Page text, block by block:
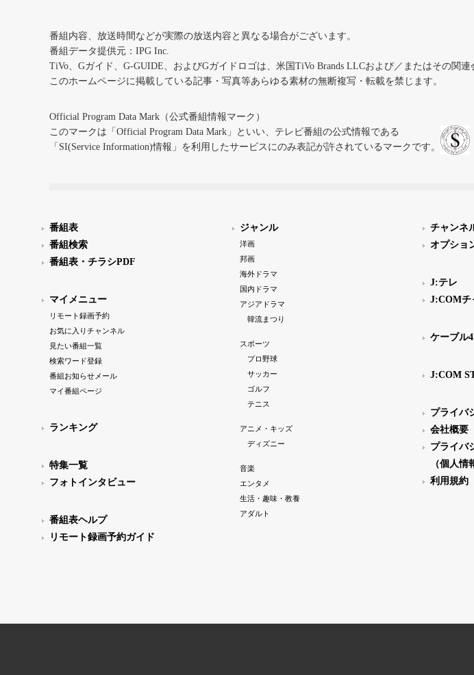
番組内容、放送時間などが実際の放送内容と異なる場合がございます。
番組データ提供元：IPG Inc.
TiVo、Gガイド、G-GUIDE、およびGガイドロゴは、米国TiVo Brands LLCおよび／またはその関
このホームページに掲載している記事・写真等あらゆる素材の無断複写・転載を禁じます。
Official Program Data Mark（公式番組情報マーク）
このマークは「Official Program Data Mark」といい、テレビ番組の公式情報である
「SI(Service Information)情報」を利用したサービスにのみ表記が許されているマークです。
番組表
番組検索
番組表・チラシPDF
マイメニュー
リモート録画予約
お気に入りチャンネル
見たい番組一覧
検索ワード登録
番組お知らせメール
マイ番組ページ
ランキング
特集一覧
フォトインタビュー
番組表ヘルプ
リモート録画予約ガイド
ジャンル
洋画
邦画
海外ドラマ
国内ドラマ
アジアドラマ
韓流まつり
スポーツ
プロ野球
サッカー
ゴルフ
テニス
アニメ・キッズ
ディズニー
音楽
エンタメ
生活・趣味・教養
アダルト
チャンネ
オプショ
J:テレ
J:COMチ
ケーブル
J:COM
プライバ
会社概要
プライバ
（個人情
利用規約